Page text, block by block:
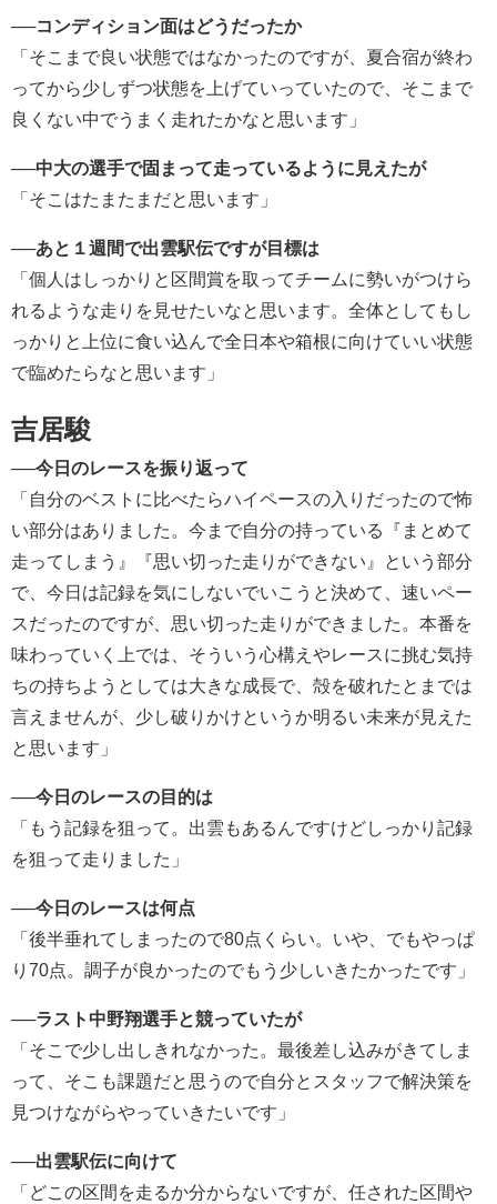
──コンディション面はどうだったか
「そこまで良い状態ではなかったのですが、夏合宿が終わ
ってから少しずつ状態を上げていっていたので、そこまで
良くない中でうまく走れたかなと思います」
──中大の選手で固まって走っているように見えたが
「そこはたまたまだと思います」
──あと１週間で出雲駅伝ですが目標は
「個人はしっかりと区間賞を取ってチームに勢いがつけら
れるような走りを見せたいなと思います。全体としてもし
っかりと上位に食い込んで全日本や箱根に向けていい状態
で臨めたらなと思います」
吉居駿
──今日のレースを振り返って
「自分のベストに比べたらハイペースの入りだったので怖
い部分はありました。今まで自分の持っている『まとめて
走ってしまう』『思い切った走りができない』という部分
で、今日は記録を気にしないでいこうと決めて、速いペー
スだったのですが、思い切った走りができました。本番を
味わっていく上では、そういう心構えやレースに挑む気持
ちの持ちようとしては大きな成長で、殻を破れたとまでは
言えませんが、少し破りかけというか明るい未来が見えた
と思います」
──今日のレースの目的は
「もう記録を狙って。出雲もあるんですけどしっかり記録
を狙って走りました」
──今日のレースは何点
「後半垂れてしまったので80点くらい。いや、でもやっぱ
り70点。調子が良かったのでもう少しいきたかったです」
──ラスト中野翔選手と競っていたが
「そこで少し出しきれなかった。最後差し込みがきてしま
って、そこも課題だと思うので自分とスタッフで解決策を
見つけながらやっていきたいです」
──出雲駅伝に向けて
「どこの区間を走るか分からないですが、任された区間や